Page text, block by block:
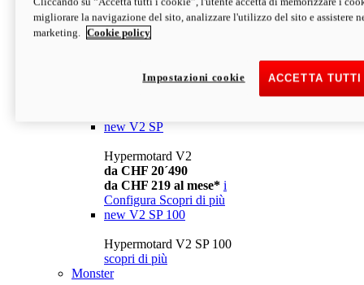
da CHF 13´990
Configura Scopri di più
newV2
da CHF 15´990
new V2 SP
Hypermotard V2
da CHF 20´490
da CHF 219 al mese* i
Configura Scopri di più
new V2 SP 100
Hypermotard V2 SP 100
scopri di più
Monster
migliorare la navigazione del sito, analizzare l'utilizzo del sito e assistere
marketing.
Cookie policy
ACCETTA
Impostazioni cookie